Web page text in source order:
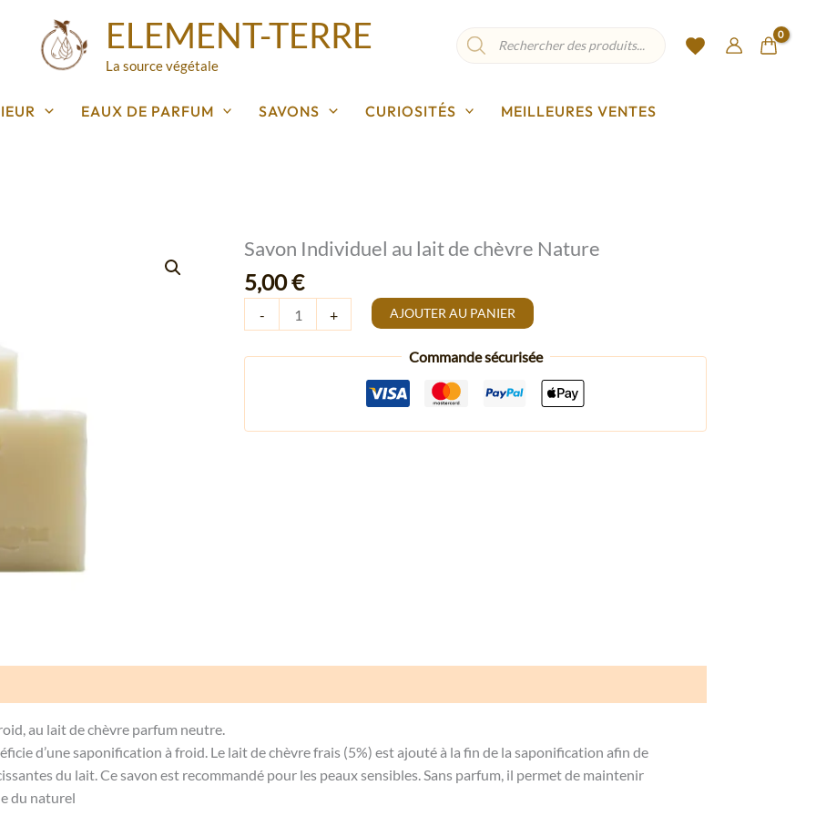
ELEMENT-TERRE
La source végétale
Recherche
de
EAUX DE PARFUM SAVONS CURIOSITÉS MEILLEURES VENTES
Savon Individuel au lait de chèvre Nature
5,00€
-
quantité
de
Savon
Individuel
lait
Nature
+ AJOUTER AU PANIER
Commande sécurisée
au lait de chèvre parfum neutre.
d’une saponification à froid. Le lait de chèvre frais (5%) est ajouté à la fin de la saponification afin de
du lait. Ce savon est recommandé pour les peaux sensibles. Sans parfum, il permet de maintenir
du naturel